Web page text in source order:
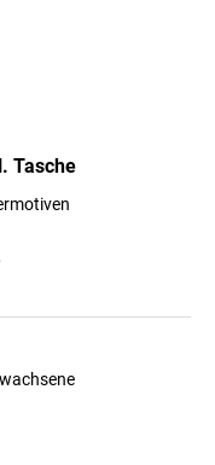
Tasche